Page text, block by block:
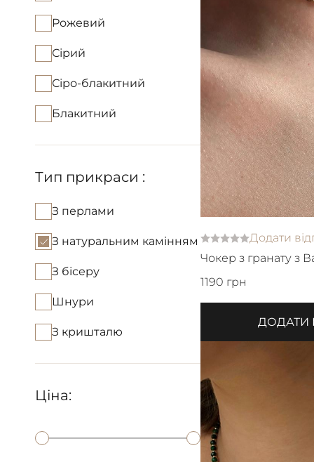
Рожевий
Сірий
Сіро-блакитний
Блакитний
Тип прикраси :
З перлами
З натуральним камінням
З бісеру
Шнури
З кришталю
Ціна:
Додати
Чокер з гранату з
1190 грн
ДОДАТИ